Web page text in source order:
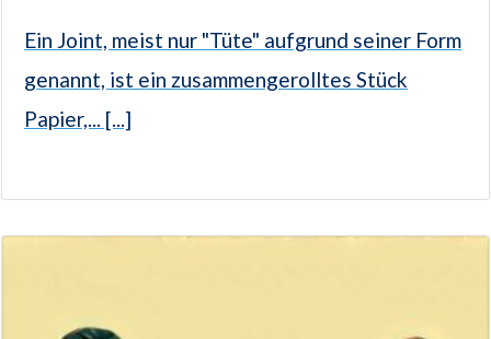
Ein Joint, meist nur "Tüte" aufgrund seiner Form
genannt, ist ein zusammengerolltes Stück
Papier,... [...]